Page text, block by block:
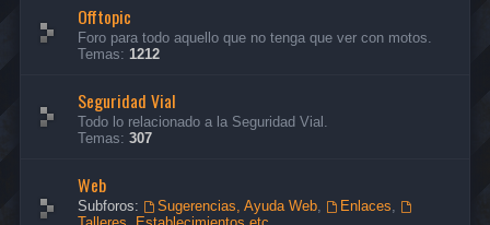
Offtopic
Foro para todo aquello que no tenga que ver con motos.
Temas: 1212
Seguridad Vial
Todo lo relacionado a la Seguridad Vial.
Temas: 307
Web
Subforos: Sugerencias, Ayuda Web, Enlaces,